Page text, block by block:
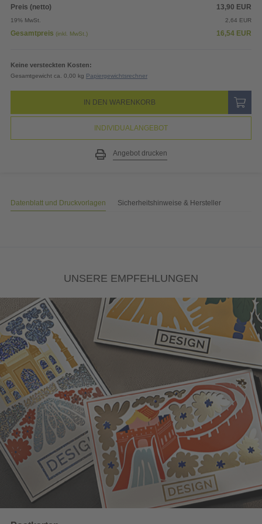
Preis (netto) 13,90 EUR
19% MwSt. 2,64 EUR
Gesamtpreis (inkl. MwSt.) 16,54 EUR
Keine versteckten Kosten:
Gesamtgewicht ca. 0,00 kg Papiergewichtsrechner
IN DEN WARENKORB
INDIVIDUALANGEBOT
Angebot drucken
Datenblatt und Druckvorlagen Sicherheitshinweise & Hersteller
UNSERE EMPFEHLUNGEN